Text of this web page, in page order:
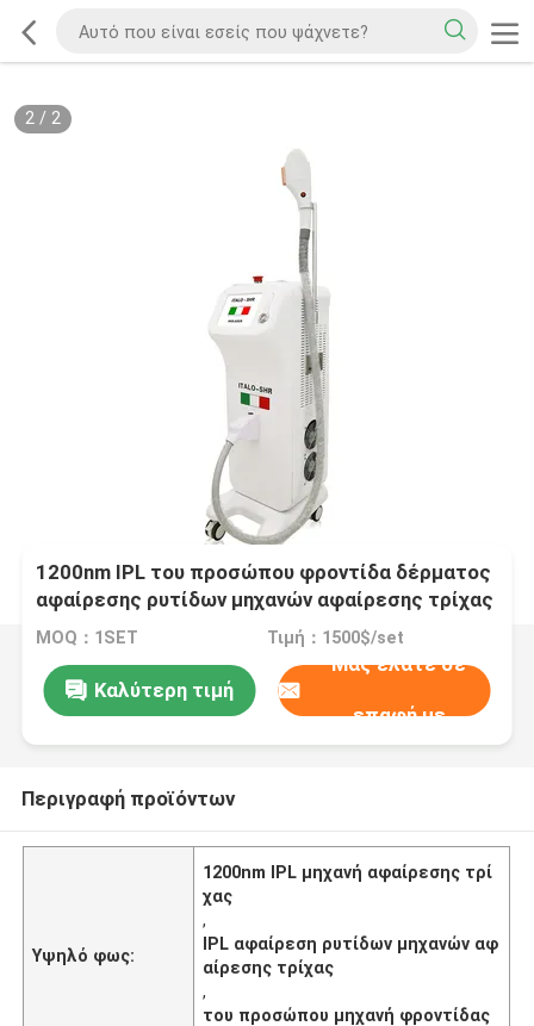
2/ 2
1200nm IPL του προσώπου φροντίδα δέρματος
αφαίρεσης ρυτίδων μηχανών αφαίρεσης τρίχας
για την ακμή
MOQ：1SET Τιμή：1500$/set
Καλύτερη τιμή
Μας ελάτε σε
επαφή με
Περιγραφή προϊόντων
Υψηλό φως:
1200nm IPL μηχανή αφαίρεσης τρί
χας
,
IPL αφαίρεση ρυτίδων μηχανών αφ
αίρεσης τρίχας
,
του προσώπου μηχανή φροντίδας